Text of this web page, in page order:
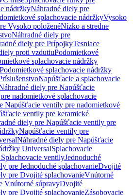
nádržkyNáhradné diely pre
splachovacie nádržkyVysoko
Vysoko položenéNízko a stredne
Náhradné diely pre
diely pre PrípojkyTesniace
proti vzdutiuPodomietkové
splachovacie nádržky
splachovacie nádržky
Napúšťacie a splachovacie
diely pre Napúšťacie
nadomietkové splachovacie
Napúšťacie ventily pre nadomietkové
ventily pre keramické
diely pre Napúšťacie ventily pre
Napúšťacie ventily pre
Náhradné diely pre Napúšťacie
UniversalSplachovacie
ventilyJednoduché
pre Jednoduché splachovanieDvojité
pre Dvojité splachovanieVnútorné
Vnútorné súpravyDvojité
pre Dvojité splachovanieZásobovacie